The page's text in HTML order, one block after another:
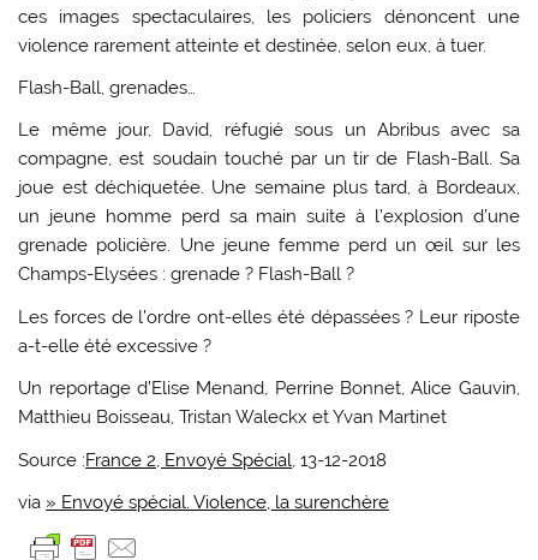
ces images spectaculaires, les policiers dénoncent une
violence rarement atteinte et destinée, selon eux, à tuer.
Flash-Ball, grenades…
Le même jour, David, réfugié sous un Abribus avec sa
compagne, est soudain touché par un tir de Flash-Ball. Sa
joue est déchiquetée. Une semaine plus tard, à Bordeaux,
un jeune homme perd sa main suite à l’explosion d’une
grenade policière. Une jeune femme perd un œil sur les
Champs-Elysées : grenade ? Flash-Ball ?
Les forces de l’ordre ont-elles été dépassées ? Leur riposte
a-t-elle été excessive ?
Un reportage d’Elise Menand, Perrine Bonnet, Alice Gauvin,
Matthieu Boisseau, Tristan Waleckx et Yvan Martinet
Source :France 2, Envoyé Spécial , 13-12-2018
via » Envoyé spécial. Violence, la surenchère